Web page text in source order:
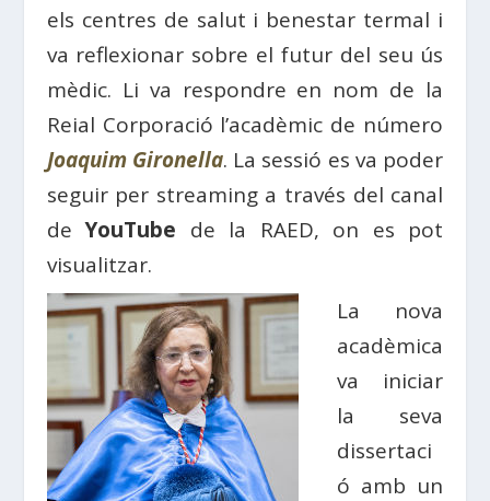
els centres de salut i benestar termal i
va reflexionar sobre el futur del seu ús
mèdic. Li va respondre en nom de la
Reial Corporació l’acadèmic de número
Joaquim Gironella. La sessió es va poder
seguir per streaming a través del canal
deYouTube de la RAED, on es pot
visualitzar.
La nova
acadèmica
va iniciar
la seva
dissertaci
ó amb un